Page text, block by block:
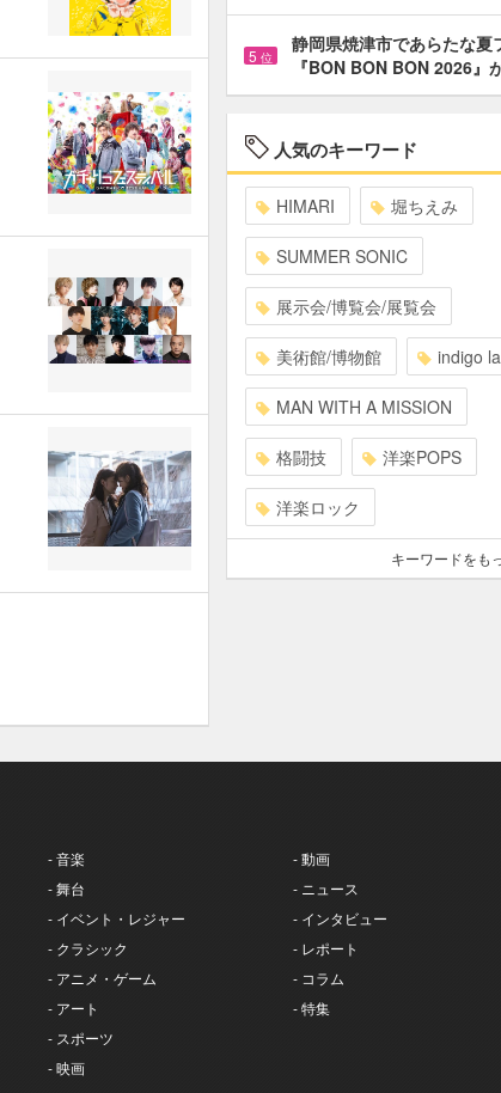
5 位
静岡県焼津市であらたな夏
『BON BON BON 2026』
人気のキーワード
HIMARI 堀ちえみ
SUMMER SONIC
展示会/博覧会/展覧会
美術館/博物館 indigo
MAN WITH A MISSION
格闘技 洋楽POPS
洋楽ロック
キーワードをも
- 音楽
- 舞台
- イベント・レジャー
- クラシック
- アニメ・ゲーム
- アート
- スポーツ
- 映画
- 動画
- ニュース
- インタビュー
- レポート
- コラム
- 特集